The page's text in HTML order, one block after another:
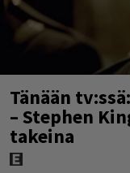
Tänään
– Stephen
takeina